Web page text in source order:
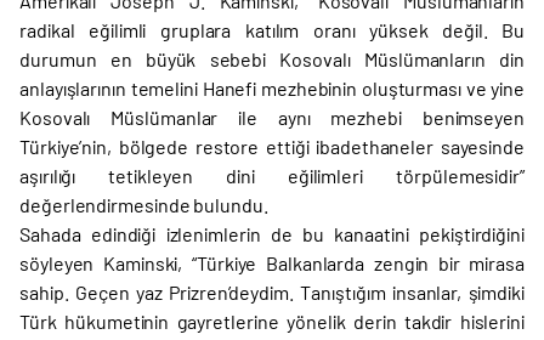
radikal eğilimli gruplara katılım oranı yüksek değil. Bu
durumun en büyük sebebi Kosovalı Müslümanların din
anlayışlarının temelini Hanefi mezhebinin oluşturması ve yine
Kosovalı Müslümanlar ile aynı mezhebi benimseyen
Türkiye’nin, bölgede restore ettiği ibadethaneler sayesinde
aşırılığı tetikleyen dini eğilimleri törpülemesidir”
değerlendirmesinde bulundu.
Sahada edindiği izlenimlerin de bu kanaatini pekiştirdiğini
söyleyen Kaminski, “Türkiye Balkanlarda zengin bir mirasa
sahip. Geçen yaz Prizren’deydim. Tanıştığım insanlar, şimdiki
Türk hükumetinin gayretlerine yönelik derin takdir hislerini